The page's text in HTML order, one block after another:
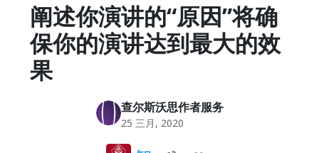
阐述你演讲的“原因”将确
保你的演讲达到最大的效
果
查尔斯沃思作者服务
25 三月, 2020